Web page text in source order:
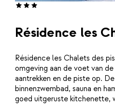
Résidence les
Résidence les Chalets des
omgeving aan de voet van
aantrekken en de piste op.
binnenzwembad, sauna en
goed uitgeruste kitchenette,